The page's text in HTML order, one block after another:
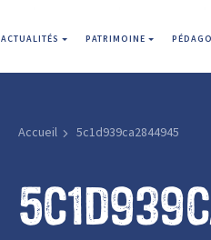
ACTUALITÉS PATRIMOINE
Accueil 5c1d939ca2844945